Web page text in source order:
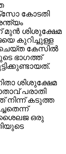
കോടതി
മുന്‍ ശിശുക്ഷേമ
കുറിച്ചുള്ള
ചെയ്ത കേസില്‍
ഭാഗത്ത്
ശിശുക്ഷേമ
പരാതി
കടുത്ത
ശൈലജ ഒരു